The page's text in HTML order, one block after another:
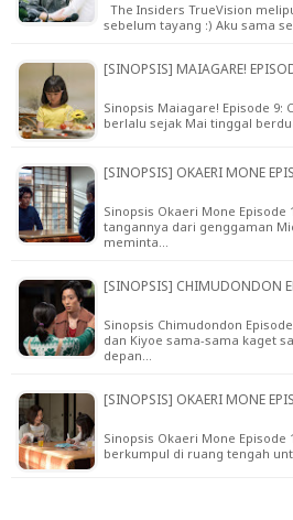
The Insiders TrueVision
sebelum tayang :) Aku sama
[SINOPSIS] MAIAGARE!
Sinopsis Maiagare! Episode 9:
berlalu sejak Mai tinggal
[SINOPSIS] OKAERI MONE
Sinopsis Okaeri Mone
tangannya dari genggaman
meminta…
[SINOPSIS] CHIMUDONDON
Sinopsis Chimudondon
dan Kiyoe sama-sama kaget
depan…
[SINOPSIS] OKAERI MONE
Sinopsis Okaeri Mone
berkumpul di ruang tengah